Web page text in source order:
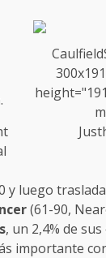
luego
(61-90,
, un 2,4% de
importante